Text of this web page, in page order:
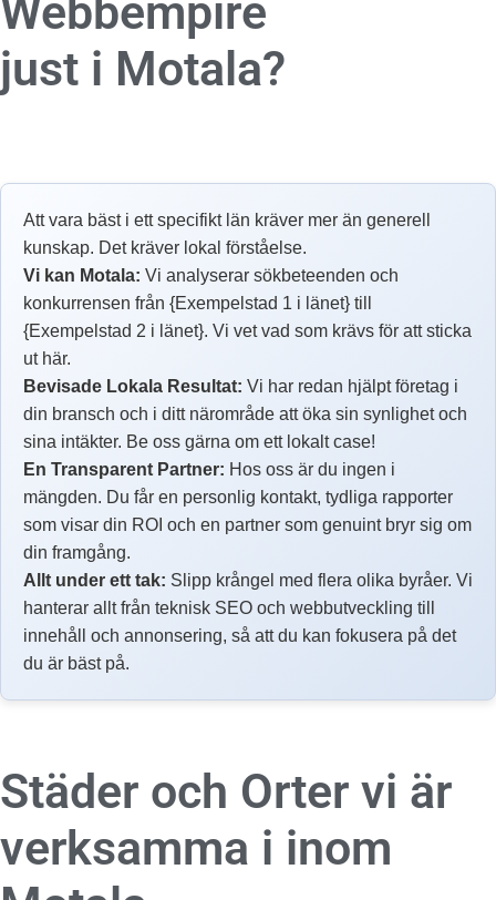
Webbempire
just i Motala?
Att vara bäst i ett specifikt län kräver mer än generell
kunskap. Det kräver lokal förståelse.
Vi kan Motala: Vi analyserar sökbeteenden och
konkurrensen från {Exempelstad 1 i länet} till
{Exempelstad 2 i länet}. Vi vet vad som krävs för att sticka
ut här.
Bevisade Lokala Resultat: Vi har redan hjälpt företag i
din bransch och i ditt närområde att öka sin synlighet och
sina intäkter. Be oss gärna om ett lokalt case!
En Transparent Partner: Hos oss är du ingen i
mängden. Du får en personlig kontakt, tydliga rapporter
som visar din ROI och en partner som genuint bryr sig om
din framgång.
Allt under ett tak: Slipp krångel med flera olika byråer. Vi
hanterar allt från teknisk SEO och webbutveckling till
innehåll och annonsering, så att du kan fokusera på det
du är bäst på.
Städer och Orter vi är
verksamma i inom